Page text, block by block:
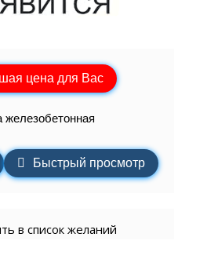
цена для Вас
железобетонная
Быстрый просмотр
в список желаний